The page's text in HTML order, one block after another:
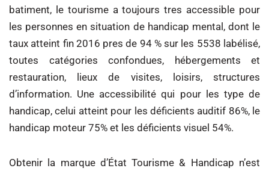
batiment, le tourisme a toujours tres accessible pour
les personnes en situation de handicap mental, dont le
taux atteint fin 2016 pres de 94 % sur les 5538 labélisé,
toutes catégories confondues, hébergements et
restauration, lieux de visites, loisirs, structures
d’information. Une accessibilité qui pour les type de
handicap, celui atteint pour les déficients auditif 86%, le
handicap moteur 75% et les déficients visuel 54%.
Obtenir la marque d’État Tourisme & Handicap n’est